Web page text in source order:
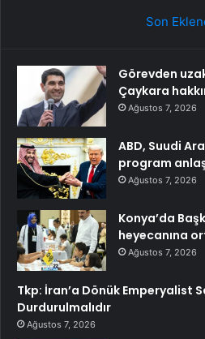
Son
Görevden
Çaykara
Ağustos 7, 2026
ABD, Suudi
program
Ağustos 7, 2026
Konya’da
heyecanına
Ağustos 7, 2026
Tkp: İran’a Dönük Emperyalist
Durdurulmalıdır
Ağustos 7, 2026